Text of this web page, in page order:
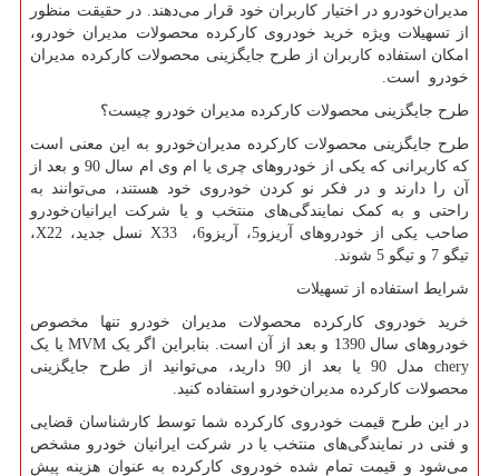
مدیران‌خودرو در اختیار کاربران خود قرار می‌دهند. در حقیقت منظور
از تسهیلات ویژه خرید خودروی کارکرده محصولات مدیران خودرو،
امکان استفاده کاربران از طرح جایگزینی محصولات کارکرده مدیران
خودرو است.
طرح جایگزینی محصولات کارکرده مدیران خودرو چیست؟
طرح جایگزینی محصولات کارکرده مدیران‌خودرو به این معنی است
که کاربرانی که یکی از خودروهای چری یا ام وی ام سال 90 و بعد از
آن را دارند و در فکر نو کردن خودروی خود هستند، می‌توانند به
راحتی و به کمک نمایندگی‌های منتخب و یا شرکت ایرانیان‌خودرو
صاحب یکی از خودروهای آریزو5، آریزو6،
X33 نسل جدید، X22،
تیگو 7 و تیگو 5 شوند.
شرایط استفاده از تسهیلات
خرید خودروی کارکرده محصولات مدیران خودرو تنها مخصوص
خودروهای سال 1390 و بعد از آن است. بنابراین اگر یک
MVMیا یک
chery
مدل 90 یا بعد از 90 دارید، می‌توانید از طرح جایگزینی
محصولات کارکرده مدیران‌خودرو استفاده کنید.
در این طرح قیمت خودروی کارکرده شما توسط کارشناسان قضایی
و فنی در نمایندگیهای منتخب یا در شرکت ایرانیان خودرو مشخص
می‌شود و قیمت تمام شده خودروی کارکرده به عنوان هزینه پیش